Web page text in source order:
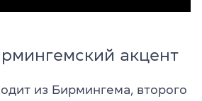
акцент
из Бирмингема, второго